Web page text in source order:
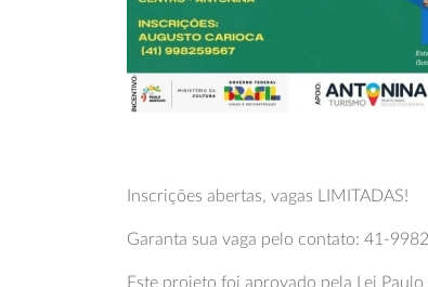
Inscrições abertas, vagas LIMITADAS!
Garanta sua vaga pelo contato: 41-
Este projeto foi aprovado pela Lei